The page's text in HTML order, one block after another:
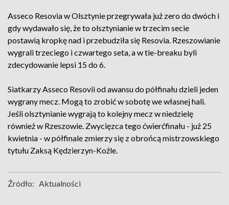
Asseco Resovia w Olsztynie przegrywała już zero do dwóch i
gdy wydawało się, że to olsztynianie w trzecim secie
postawią kropkę nad i przebudziła się Resovia. Rzeszowianie
wygrali trzeciego i czwartego seta, a w tie-breaku byli
zdecydowanie lepsi 15 do 6.
Siatkarzy Asseco Resovii od awansu do półfinału dzieli jeden
wygrany mecz. Mogą to zrobić w sobotę we własnej hali.
Jeśli olsztynianie wygrają to kolejny mecz w niedzielę
również w Rzeszowie. Zwycięzca tego ćwierćfinału - już 25
kwietnia - w półfinale zmierzy się z obrońcą mistrzowskiego
tytułu Zaksą Kędzierzyn-Koźle.
Źródło: Aktualności